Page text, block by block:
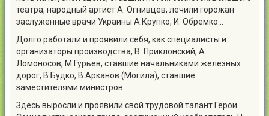
театра, народный артист А. Огнивцев, лечили горожан
заслуженные врачи Украины А.Крупко, И. Обремко…
Долго работали и проявили себя, как специалисты и
организаторы производства, В. Приклонский, А.
Ломоносов, М.Гурьев, ставшие начальниками железных
дорог, В.Будко, В.Арканов (Могила), ставшие
заместителями министров.
Здесь выросли и проявили свой трудовой талант Герои